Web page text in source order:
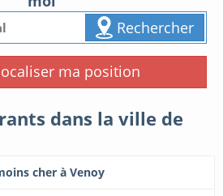
Rechercher
ma position
dans la ville de
cher à Venoy